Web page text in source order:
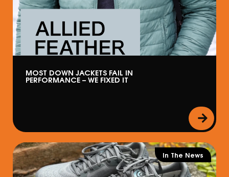
MOST DOWN JACKETS FAIL IN
PERFORMANCE – WE FIXED IT
In The News